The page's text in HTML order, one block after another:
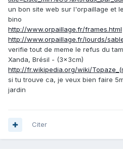
un bon site web sur l'orpaillage et
bino
http://www.orpaillage.fr/frames.html
http://www.orpaillage.fr/lourds/
verifie tout de meme le refus du
Xanda, Brésil - (3x3cm)
http://fr.wikipedia.org/wiki/
si tu trouve ca, je veux bien faire
jardin
Citer